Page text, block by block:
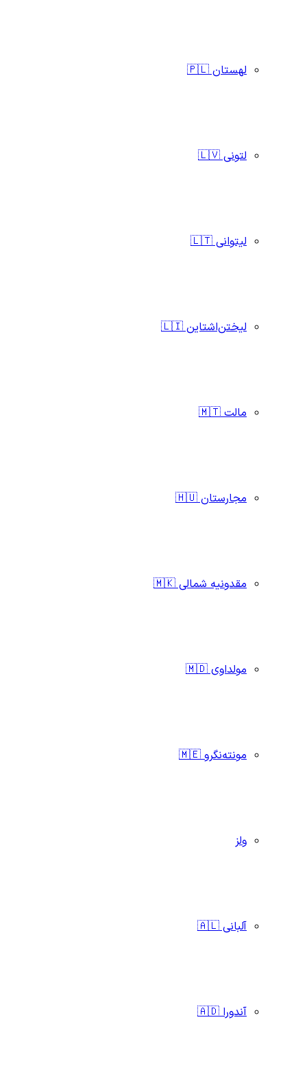
لهستان 🇵🇱
لتونی 🇱🇻
لیتوانی 🇱🇹
لیختن‌اشتاین 🇱🇮
مالت 🇲🇹
مجارستان 🇭🇺
مقدونیه شمالی 🇲🇰
مولداوی 🇲🇩
مونته‌نگرو 🇲🇪
ولز
آلبانی 🇦🇱
آندورا 🇦🇩